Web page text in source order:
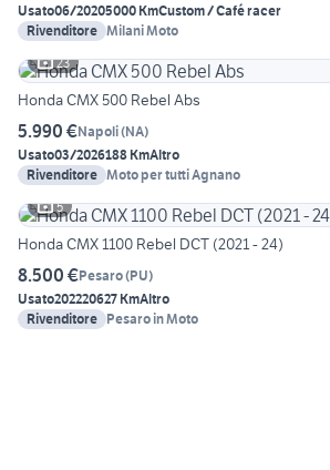
Usato06/20205000 KmCustom / Café racer
Rivenditore Milani Moto
23
Honda CMX 500 Rebel Abs
5.990 €Napoli(NA)
Usato03/2026188 KmAltro
Rivenditore Moto per tutti Agnano
5
Honda CMX 1100 Rebel DCT (2021 - 24)
8.500 €Pesaro(PU)
Usato202220627 KmAltro
Rivenditore Pesaro in Moto